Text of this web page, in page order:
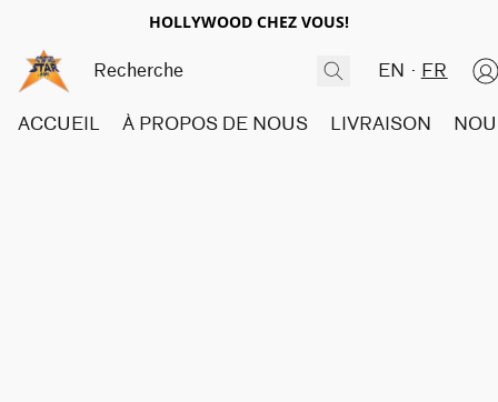
HOLLYWOOD CHEZ VOUS!
EN FR
ACCUEIL À PROPOS DE NOUS LIVRAISON